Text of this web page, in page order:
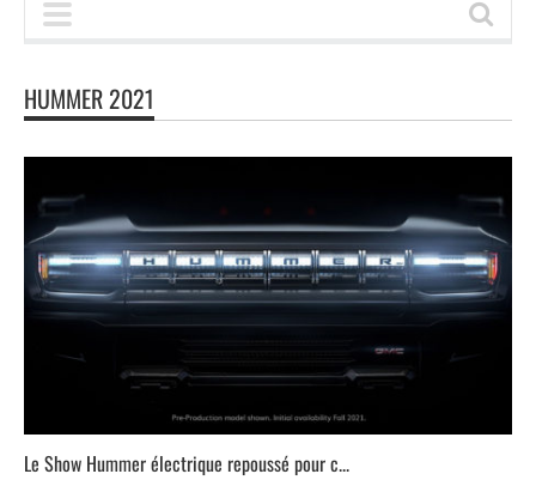
HUMMER 2021
Le Show Hummer électrique repoussé pour c...